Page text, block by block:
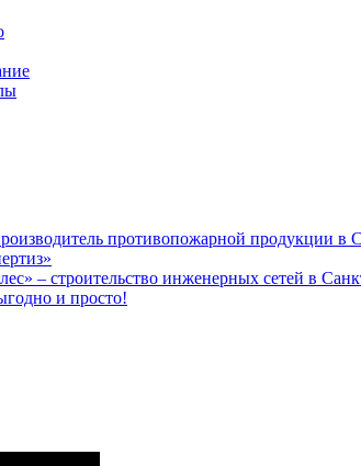
противопожарной продукции в
– строительство инженерных сетей в
и просто!